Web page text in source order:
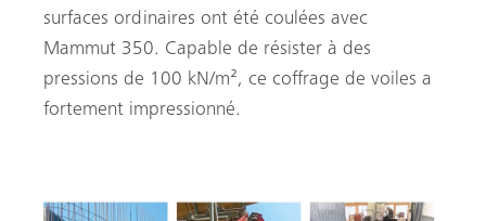
surfaces ordinaires ont été coulées avec
Mammut 350. Capable de résister à des
pressions de 100 kN/m², ce coffrage de voiles a
fortement impressionné.